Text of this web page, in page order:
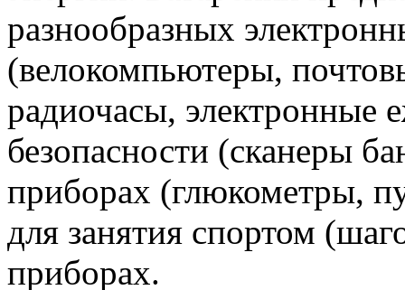
разнообразных
(велокомпьютеры,
радиочасы, электронные
безопасности (сканеры
приборах (глюкометры,
для занятия спортом
приборах.